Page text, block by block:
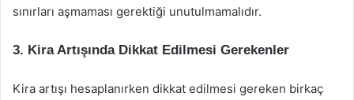
sınırları aşmaması gerektiği unutulmamalıdır.
3. Kira Artışında Dikkat Edilmesi Gerekenler
Kira artışı hesaplanırken dikkat edilmesi gereken birkaç